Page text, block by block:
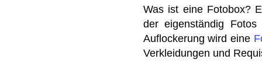
Was ist eine Fotobox?
der eigenständig
Auflockerung wird eine
Verkleidungen und